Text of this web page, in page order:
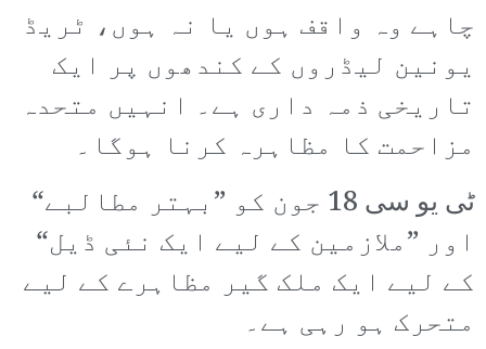
چاہے وہ واقف ہوں یا نہ ہوں، ٹریڈ
یونین لیڈروں کے کندھوں پر ایک
تاریخی ذمہ داری ہے۔ انہیں متحدہ
مزاحمت کا مظاہرہ کرنا ہوگا۔
ٹی یو سی 18 جون کو ”بہتر مطالبے“
اور ”ملازمین کے لیے ایک نئی ڈیل“
کے لیے ایک ملک گیر مظاہرے کے لیے
متحرک ہو رہی ہے۔